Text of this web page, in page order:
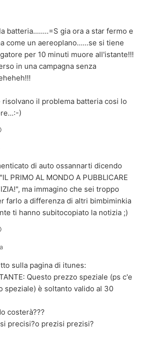
batteria........=S gia ora a star fermo e
come un aereoplano......se si tiene
per 10 minuti muore all'istante!!!
in una campagna senza
risolvano il problema batteria cosi lo
)
di auto ossannarti dicendo
PRIMO AL MONDO A PUBBLICARE
ma immagino che sei troppo
farlo a differenza di altri bimbiminkia
ti hanno subitocopiato la notizia ;)
sulla pagina di itunes:
Questo prezzo speziale (ps c'e
speziale) è soltanto valido al 30
costerà???
precisi?o prezisi prezisi?